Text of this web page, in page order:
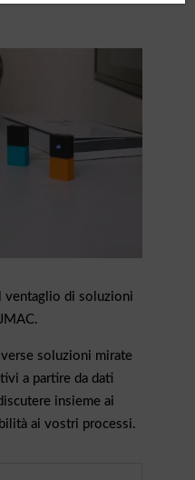
ventaglio di soluzioni
soluzioni mirate
a partire da dati
insieme ai
ai vostri processi.